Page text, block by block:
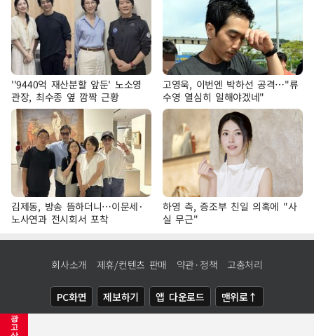
광
고
''9440억 재산분할 앞둔' 노소영
관장, 최수종 옆 깜짝 근황
고영욱, 이번엔 박하선 공격…"류
수영 열심히 일해야겠네"
김제동, 방송 뜸하더니…이문세·
노사연과 전시회서 포착
하영 측, 증조부 친일 의혹에 "사
실 무근"
회사소개 제휴/컨텐츠 판매 약관·정책 고충처리
PC화면 제보하기 앱 다운로드 맨위로↑